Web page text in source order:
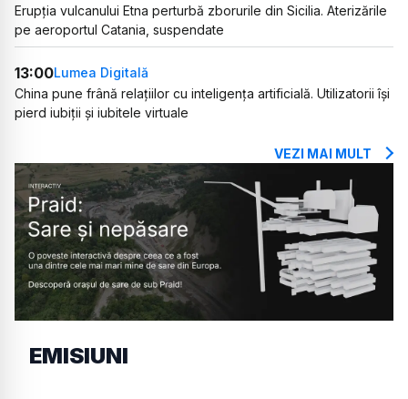
Erupția vulcanului Etna perturbă zborurile din Sicilia. Aterizările
pe aeroportul Catania, suspendate
13:00Lumea Digitală
China pune frână relațiilor cu inteligența artificială. Utilizatorii își
pierd iubiții și iubitele virtuale
VEZI MAI MULT
EMISIUNI